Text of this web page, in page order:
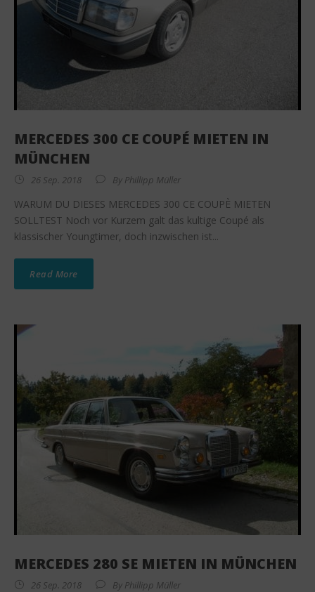
MERCEDES 300 CE COUPÉ MIETEN IN
MÜNCHEN
26 Sep. 2018 By Phillipp Müller
WARUM DU DIESES MERCEDES 300 CE COUPÈ MIETEN
SOLLTEST Noch vor Kurzem galt das kultige Coupé als
klassischer Youngtimer, doch inzwischen ist...
Read More
MERCEDES 280 SE MIETEN IN MÜNCHEN
26 Sep. 2018 By Phillipp Müller